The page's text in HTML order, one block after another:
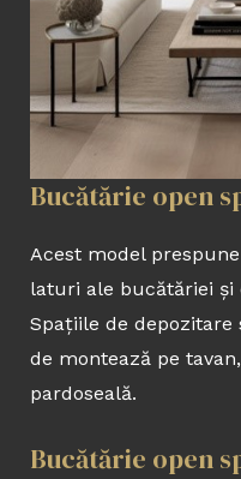
Bucătărie open
Acest model
laturi ale bucătăriei și
Spațiile de depozitare
de montează pe
pardoseală.
Bucătărie open